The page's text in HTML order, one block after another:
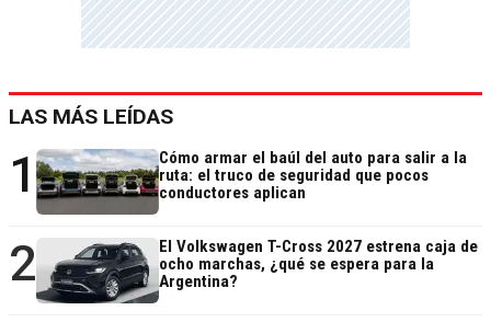
LAS MÁS LEÍDAS
1
Cómo armar el baúl del auto para salir a la
ruta: el truco de seguridad que pocos
conductores aplican
2
El Volkswagen T-Cross 2027 estrena caja de
ocho marchas, ¿qué se espera para la
Argentina?